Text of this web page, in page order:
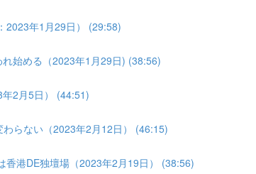
2023年1月29日） (29:58)
始める（2023年1月29日) (38:56)
2月5日） (44:51)
らない（2023年2月12日） (46:15)
香港DE独壇場（2023年2月19日） (38:56)